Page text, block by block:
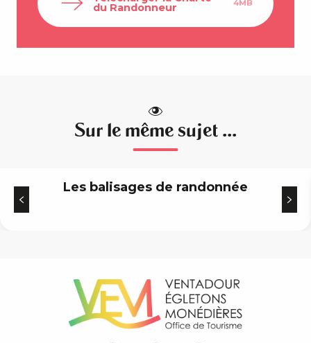
du Randonneur 4MB
Sur le même sujet ...
Les balisages de randonnée